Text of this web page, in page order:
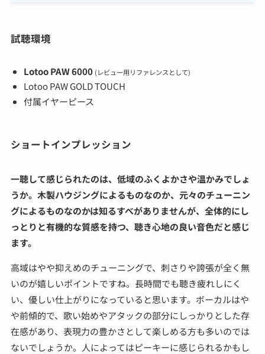
試聴環境
Lotoo PAW 6000 (レビュー用リファレンスとして)
Lotoo PAW GOLD TOUCH
付属イヤーピース
ショートインプレッション
一聴して感じられたのは、低域のふくよかさや温かみでしょ
うか。木製ハウジングによるものなのか、元々のチューニン
グによるものなのかは知るすべがありませんが、全体的にし
っとりと有機的な質感を持つ、聴き心地の良い音色だと感じ
ます。
高域はやや抑えめのチューニングで、刺さりや誇張が全く無
いのが嬉しいポイントですね。長時間でも聴き疲れしにく
い、優しい仕上がりになっていると思います。ボーカルはや
や前傾的で、歌い始めやアタックの部分にしっかりとした存
在感があり、表現力の豊かさとして楽しめる方も多いのでは
ないでしょうか。人によってはピーキーに感じられるかもし